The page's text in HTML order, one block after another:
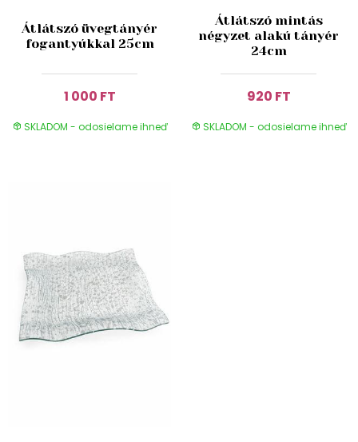
Átlátszó üvegtányér
fogantyúkkal 25cm
1 000 FT
SKLADOM - odosielame ihneď
Átlátszó mintás
négyzet alakú tányér
24cm
920 FT
SKLADOM - odosielame ihneď